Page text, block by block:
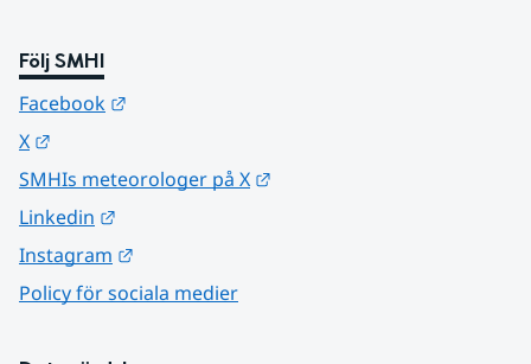
Följ SMHI
Facebook
X
SMHIs meteorologer på X
Linkedin
Instagram
Policy för sociala medier